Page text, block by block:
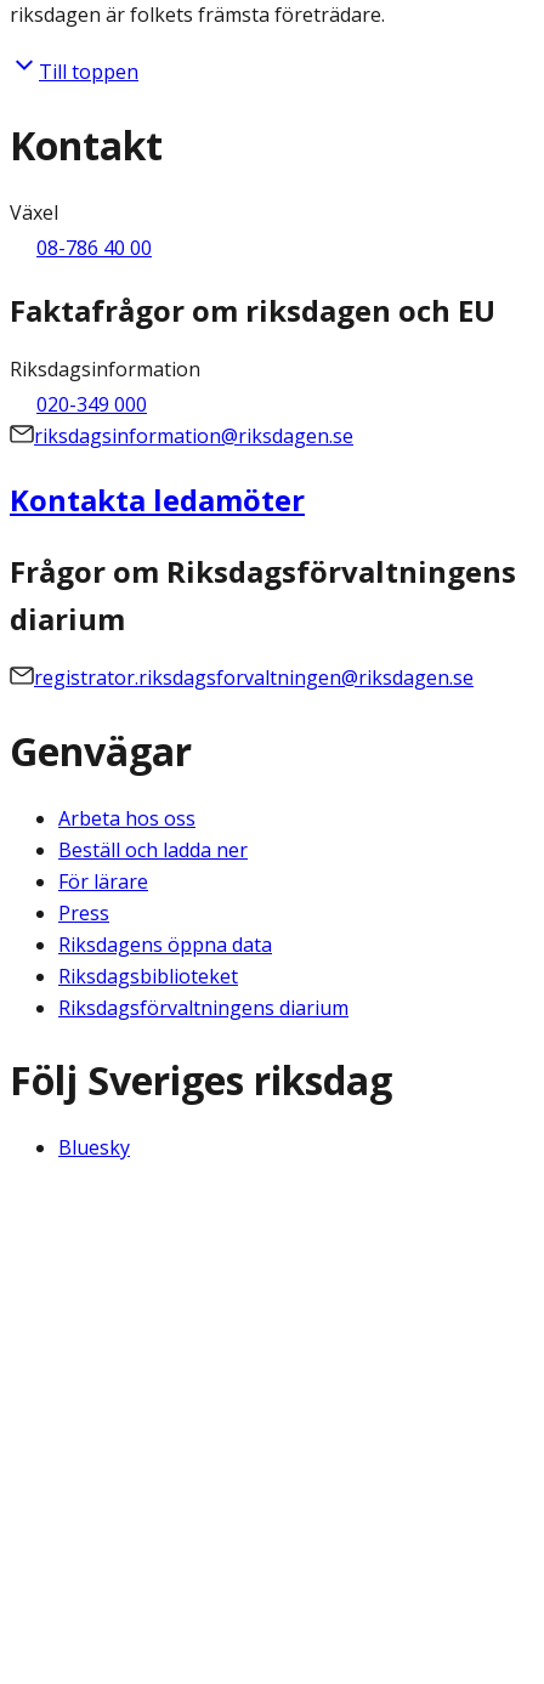
riksdagen är folkets främsta företrädare.
Till toppen
Kontakt
Växel
08-786 40 00
Faktafrågor om riksdagen och EU
Riksdagsinformation
020-349 000
riksdagsinformation@riksdagen.se
Kontakta ledamöter
Frågor om Riksdagsförvaltningens
diarium
registrator.riksdagsforvaltningen@riksdagen.se
Genvägar
Arbeta hos oss
Beställ och ladda ner
För lärare
Press
Riksdagens öppna data
Riksdagsbiblioteket
Riksdagsförvaltningens diarium
Följ Sveriges riksdag
Bluesky